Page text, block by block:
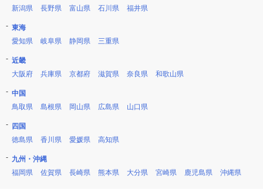
新潟県
長野県 富山県 石川県 福井県
東海
愛知県
岐阜県 静岡県 三重県
近畿
大阪府
兵庫県 京都府 滋賀県 奈良県 和歌山県
中国
鳥取県
島根県 岡山県 広島県 山口県
四国
徳島県
香川県 愛媛県 高知県
九州・沖縄
福岡県
佐賀県 長崎県 熊本県 大分県 宮崎県 鹿児島県 沖縄県